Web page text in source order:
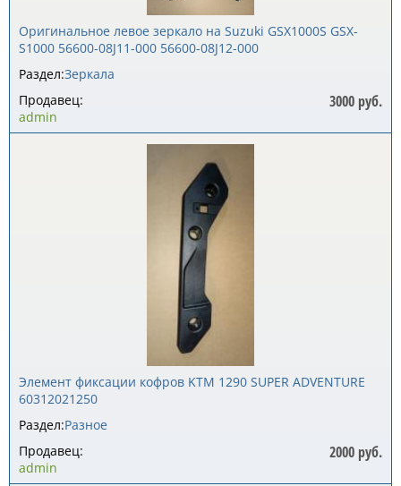
Оригинальное левое зеркало на Suzuki GSX1000S GSX-
S1000 56600-08J11-000 56600-08J12-000
Раздел:Зеркала
3000 руб.
Продавец:
admin
Элемент фиксации кофров KTM 1290 SUPER ADVENTURE
60312021250
Раздел:Разное
2000 руб.
Продавец:
admin